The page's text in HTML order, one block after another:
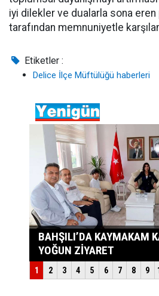
iyi dilekler ve dualarla sona
tarafından memnuniyetle
Etiketler :
Delice İlçe Müftülüğü haberleri